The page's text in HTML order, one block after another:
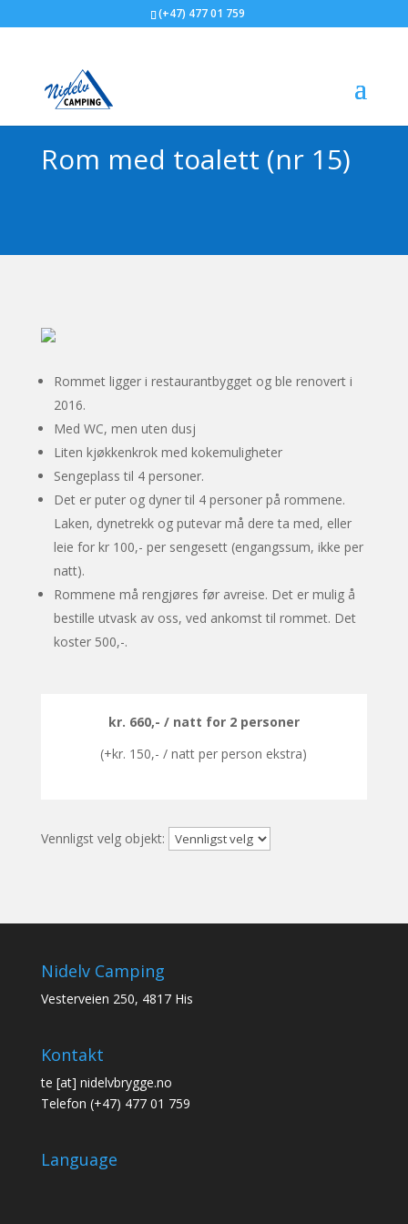
(+47) 477 01 759
Rom med toalett (nr 15)
Rommet ligger i restaurantbygget og ble renovert i
2016.
Med WC, men uten dusj
Liten kjøkkenkrok med kokemuligheter
Sengeplass til 4 personer.
Det er puter og dyner til 4 personer på rommene.
Laken, dynetrekk og putevar må dere ta med, eller
leie for kr 100,- per sengesett (engangssum, ikke per
natt).
Rommene må rengjøres før avreise. Det er mulig å
bestille utvask av oss, ved ankomst til rommet. Det
koster 500,-.
kr. 660,- / natt for 2 personer
(+kr. 150,- / natt per person ekstra)
Vennligst velg objekt:
Nidelv Camping
Vesterveien 250, 4817 His
Kontakt
te [at] nidelvbrygge.no
Telefon (+47) 477 01 759
Language